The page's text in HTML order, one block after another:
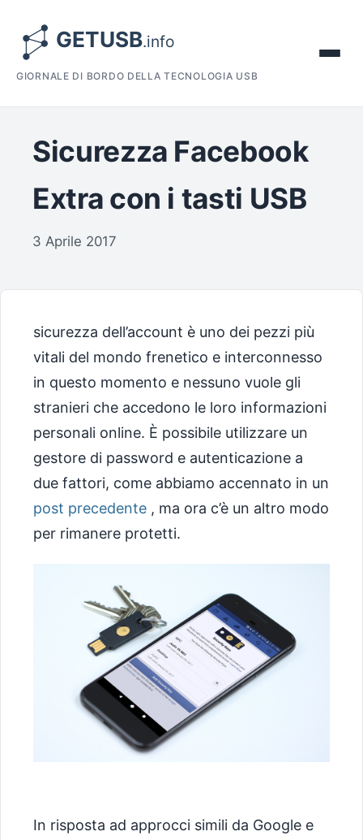
GIORNALE DI BORDO DELLA TECNOLOGIA USB
Sicurezza Facebook
Extra con i tasti USB
3 Aprile 2017
sicurezza dell’account è uno dei pezzi più
vitali del mondo frenetico e interconnesso
in questo momento e nessuno vuole gli
stranieri che accedono le loro informazioni
personali online. È possibile utilizzare un
gestore di password e autenticazione a
due fattori, come abbiamo accennato in un
post precedente , ma ora c’è un altro modo
per rimanere protetti.
In risposta ad approcci simili da Google e